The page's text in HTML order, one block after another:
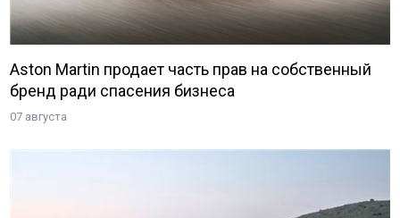
Aston Martin продает часть прав на собственный
бренд ради спасения бизнеса
07 августа